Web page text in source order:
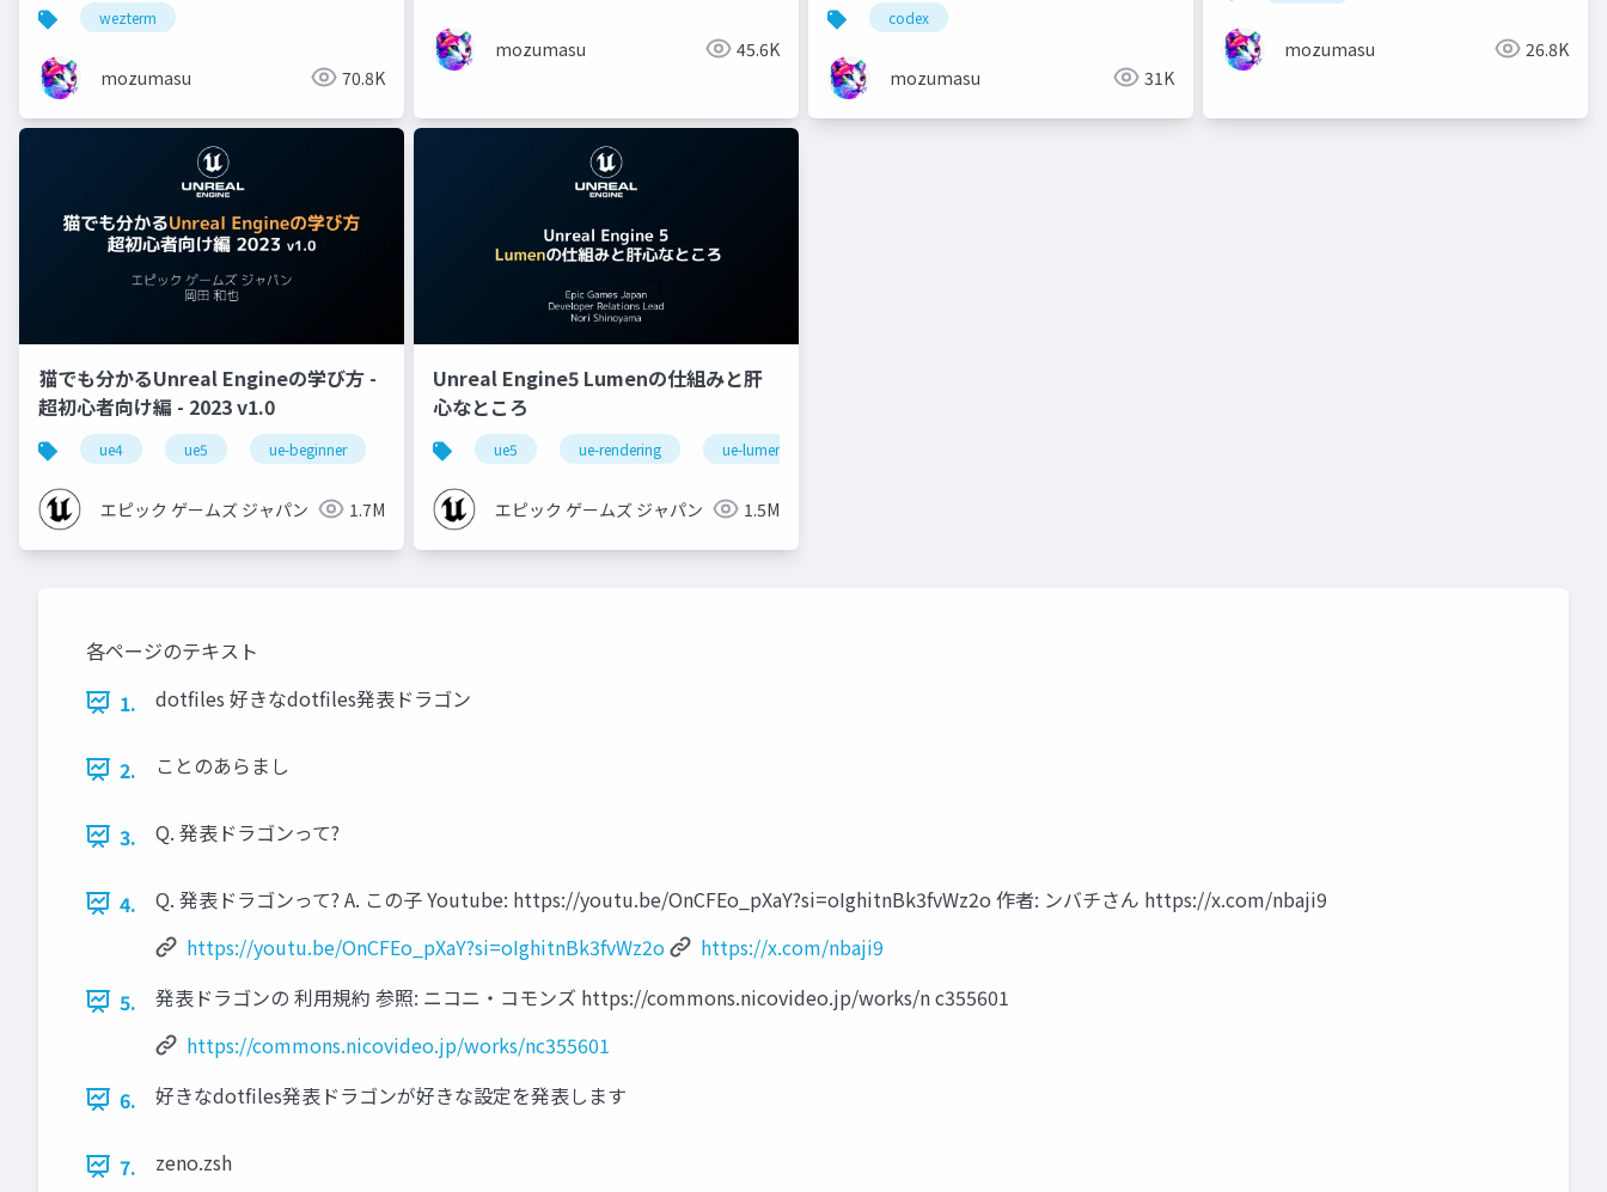
wezterm
mozumasu 70.8K
mozumasu 45.6K
codex
mozumasu 31K
mozumasu 26.8K
猫でも分かるUnreal Engineの学び方 -
超初心者向け編 - 2023 v1.0
ue4 ue5 ue-beginner
エピック ゲームズ ジャパン 1.7M
Unreal Engine5 Lumenの仕組みと肝
心なところ
ue5 ue-rendering ue-lumen
エピック ゲームズ ジャパン 1.5M
各ページのテキスト
1.
dotfiles 好きなdotfiles発表ドラゴン
2. ことのあらまし
3. Q. 発表ドラゴンって?
4.
Q. 発表ドラゴンって? A. この子 Youtube: https://youtu.be/OnCFEo_pXaY?si=oIghitnBk3fvWz2o 作者: ンバチさん https://x.com/nbaji9
https://youtu.be/OnCFEo_pXaY?si=oIghitnBk3fvWz2o
https://x.com/nbaji9
5.
発表ドラゴンの 利用規約 参照: ニコニ・コモンズ https://commons.nicovideo.jp/works/n c355601
https://commons.nicovideo.jp/works/nc355601
6.
好きなdotfiles発表ドラゴンが好きな設定を発表します
7. zeno.zsh